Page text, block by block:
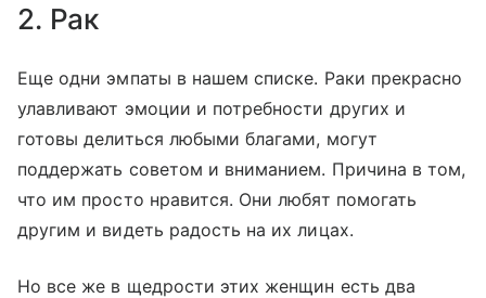
2. Рак
Еще одни эмпаты в нашем списке. Раки прекрасно
улавливают эмоции и потребности других и
готовы делиться любыми благами, могут
поддержать советом и вниманием. Причина в том,
что им просто нравится. Они любят помогать
другим и видеть радость на их лицах.
Но все же в щедрости этих женщин есть два